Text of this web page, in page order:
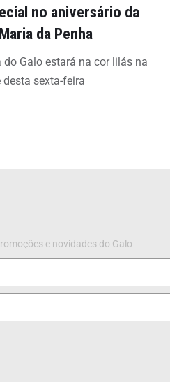
no aniversário da
da Penha
do Galo estará na cor lilás na
desta sexta-feira
e novidades do Galo